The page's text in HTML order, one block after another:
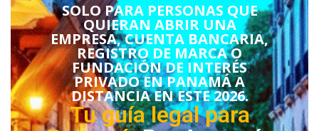
SOLO PARA PERSONAS QUE
QUIERAN ABRIR UNA
EMPRESA, CUENTA BANCARIA,
REGISTRO DE MARCA O
FUNDACIÓN DE INTERÉS
PRIVADO EN PANAMÁ A
DISTANCIA EN ESTE 2026.
Tu guía legal para